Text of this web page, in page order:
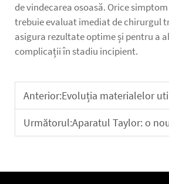
de vindecarea osoasă. Orice
trebuie evaluat imediat de chirurgul
asigura rezultate optime și pentru a
complicații în stadiu incipient.
Anterior:Evoluția materialelor utilizate pentru dispozitivele de fuziune intervertebrală:
Următorul:Aparatul Taylor: o nouă opțiune pentru tratamentul minim